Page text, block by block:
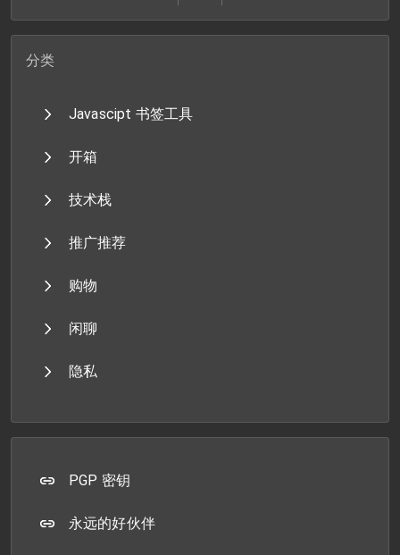
分类
Javascipt 书签工具
开箱
技术栈
推广推荐
购物
闲聊
隐私
PGP 密钥
永远的好伙伴